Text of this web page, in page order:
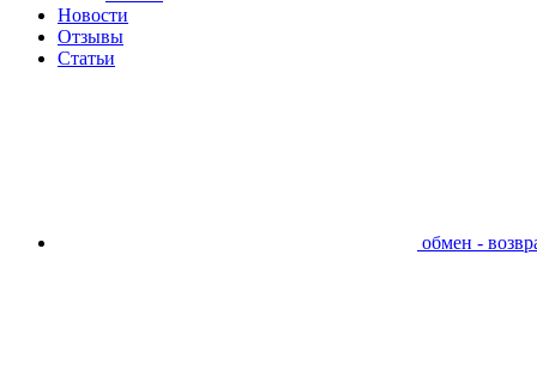
Новости
Отзывы
Статьи
обмен -